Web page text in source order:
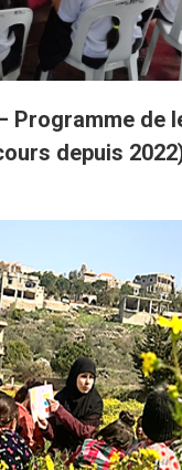
Programme de
depuis